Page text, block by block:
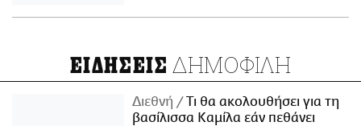
ΕΙΔΗΣΕΙΣ ΔΗΜΟΦΙΛΗ
Διεθνή
Τι θα ακολουθήσει για τη
βασίλισσα Καμίλα εάν πεθάνει